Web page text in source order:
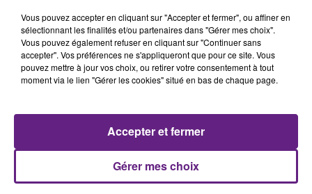
Le club a annoncé se séparer de
son association pour devenir le
Vous pouvez accepter en cliquant sur "Accepter et fermer", ou affiner en
sélectionnant les finalités et/ou partenaires dans "Gérer mes choix".
Vous pouvez également refuser en cliquant sur "Continuer sans
accepter". Vos préférences ne s'appliqueront que pour ce site. Vous
pouvez mettre à jour vos choix, ou retirer votre consentement à tout
moment via le lien "Gérer les cookies" situé en bas de chaque page.
Gérer mes choix
Accepter et fermer